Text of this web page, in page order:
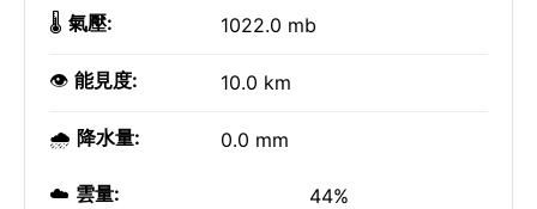
🌡️ 氣壓: 1022.0 mb
👁️ 能見度: 10.0 km
🌧️ 降水量: 0.0 mm
☁️ 雲量: 44%